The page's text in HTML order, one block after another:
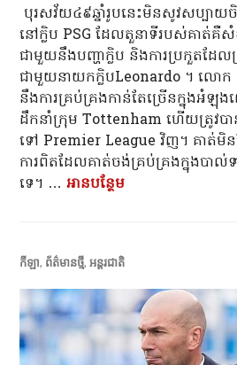
បុរសវ័យ៤៩ឆ្នាំរូបនេះមិនសូវសប្បាយ
នៅក្លិប PSG ដែលតួនាទីរបស់គាត់គឺសំ
ជាមួយនឹងបញ្ហាក្លិប និងការប្រកួតដែ
ជាមួយនាយកក្លិបLeonardo ។ លោក
នឹងការគ្រប់គ្រងកាន់តែច្រើនក្នុងអំឡុ
ដឹកនាំក្រុម Tottenham ហើយត្រូវប
ទៅ Premier League វិញ។ គាត់
ការពិតដែលគាត់ចង់គ្រប់គ្រងក្នុងបាល់
ទេ។ …អាន​បន្ថែម
កីឡា, ព័ត៌មានថ្មី,អន្តរជាតិ